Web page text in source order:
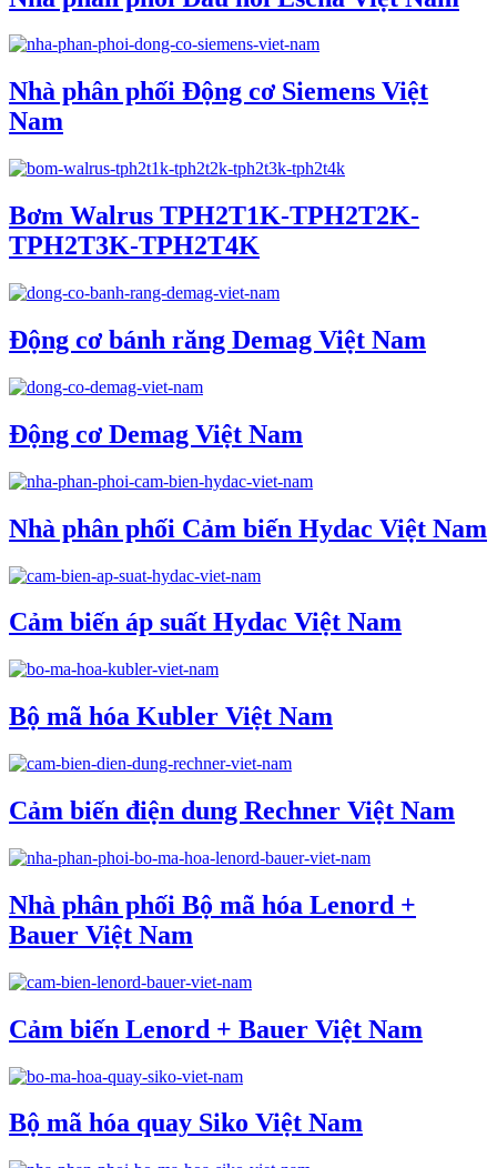
Nhà phân phối Động cơ Siemens Việt
Nam
Bơm Walrus TPH2T1K-TPH2T2K-
TPH2T3K-TPH2T4K
Động cơ bánh răng Demag Việt Nam
Động cơ Demag Việt Nam
Nhà phân phối Cảm biến Hydac Việt Nam
Cảm biến áp suất Hydac Việt Nam
Bộ mã hóa Kubler Việt Nam
Cảm biến điện dung Rechner Việt Nam
Nhà phân phối Bộ mã hóa Lenord +
Bauer Việt Nam
Cảm biến Lenord + Bauer Việt Nam
Bộ mã hóa quay Siko Việt Nam